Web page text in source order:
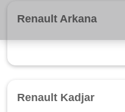
Renault Arkana
Renault Kadjar